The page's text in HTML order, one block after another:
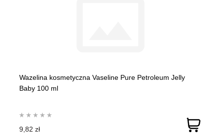
Wazelina kosmetyczna Vaseline Pure Petroleum Jelly
Baby 100 ml
9,82 zł